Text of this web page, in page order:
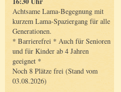
Achtsame Lama-Begegnung mit
kurzem Lama-Spaziergang für alle
Generationen.
* Barrierefrei * Auch für Senioren
und für Kinder ab 4 Jahren
geeignet *
Noch 8 Plätze frei (Stand vom
03.08.2026)